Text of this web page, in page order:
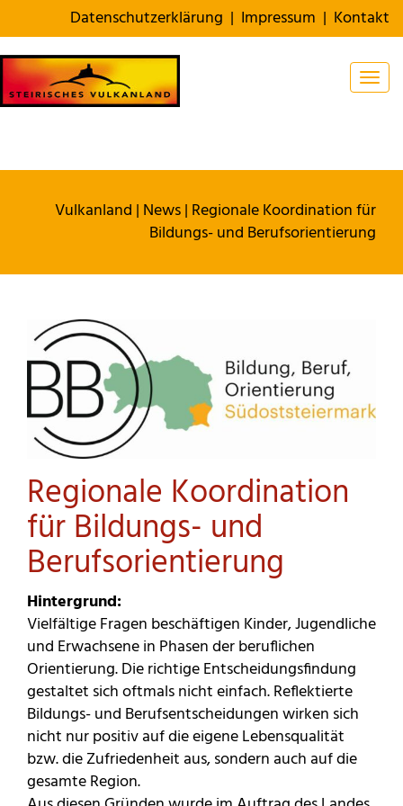
Datenschutzerklärung | Impressum | Kontakt
Vulkanland | News| Regionale Koordination für
Bildungs- und Berufsorientierung
Regionale Koordination
für Bildungs- und
Berufsorientierung
Hintergrund:
Vielfältige Fragen beschäftigen Kinder, Jugendliche
und Erwachsene in Phasen der beruflichen
Orientierung. Die richtige Entscheidungsfindung
gestaltet sich oftmals nicht einfach. Reflektierte
Bildungs- und Berufsentscheidungen wirken sich
nicht nur positiv auf die eigene Lebensqualität
bzw. die Zufriedenheit aus, sondern auch auf die
gesamte Region.